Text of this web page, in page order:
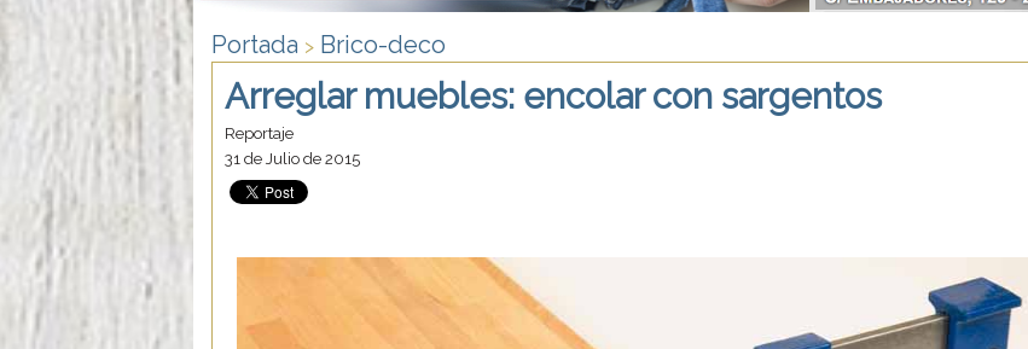
Portada > Brico-deco
Arreglar muebles: encolar con sargentos
Reportaje
31 de Julio de 2015